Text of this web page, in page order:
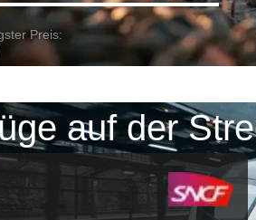
Preis:
auf der